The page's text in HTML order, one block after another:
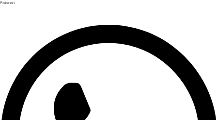
Pinterest